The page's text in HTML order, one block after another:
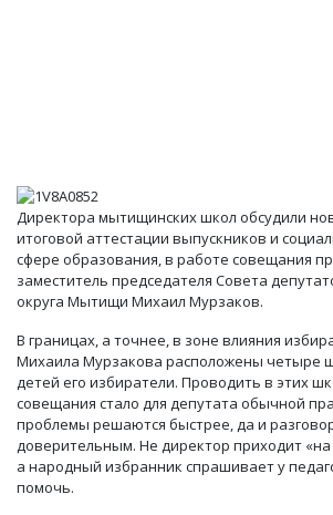
Директора мытищинских школ обсудили
итоговой аттестации выпускников и
сфере образования, в работе совещания
заместитель председателя Совета
округа Мытищи Михаил Мурзаков.
В границах, а точнее, в зоне влияния
Михаила Мурзакова расположены четыре
детей его избиратели. Проводить в этих
совещания стало для депутата обычной
проблемы решаются быстрее, да и
доверительным. Не директор приходит «на
а народный избранник спрашивает у
помочь.